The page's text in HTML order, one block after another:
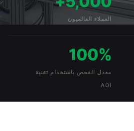
العملاء العالميون
100%
معدل الفحص باستخدام تقنية
AOI